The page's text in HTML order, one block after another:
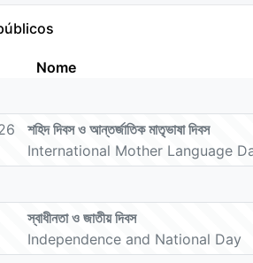
Nome
শহিদ দিবস ও আন্তর্জাতিক মাতৃভাষা দিবস
International Mother Language
স্বাধীনতা ও জাতীয় দিবস
Independence and National Day